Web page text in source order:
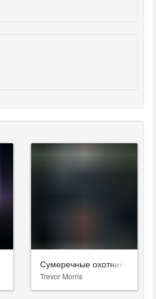
Сумеречные охотники
Trevor Morris